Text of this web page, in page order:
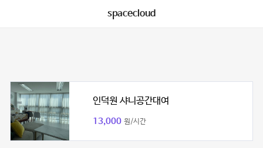
spacecloud
인덕원 샤니공간대여
13,000 원/시간